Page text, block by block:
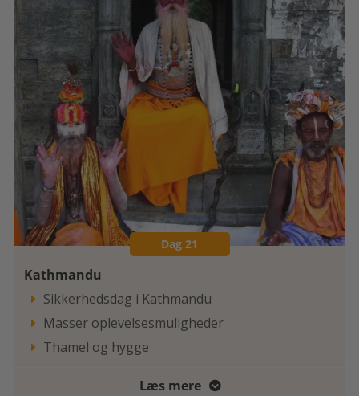
Dag 21
Kathmandu
 Sikkerhedsdag i Kathmandu
 Masser oplevelsesmuligheder
 Thamel og hygge
Læs mere 